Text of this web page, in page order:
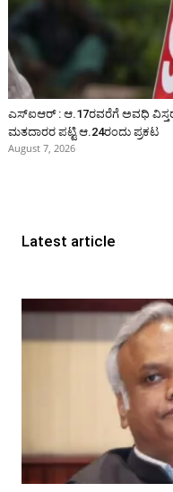
ಎಸ್‌ಐಆರ್‌ : ಆ.17ರವರೆಗೆ ಅವಧಿ
ಮತದಾರರ ಪಟ್ಟಿ ಆ.24ರಂದು ಪ್ರಕಟ
August 7, 2026
Latest article